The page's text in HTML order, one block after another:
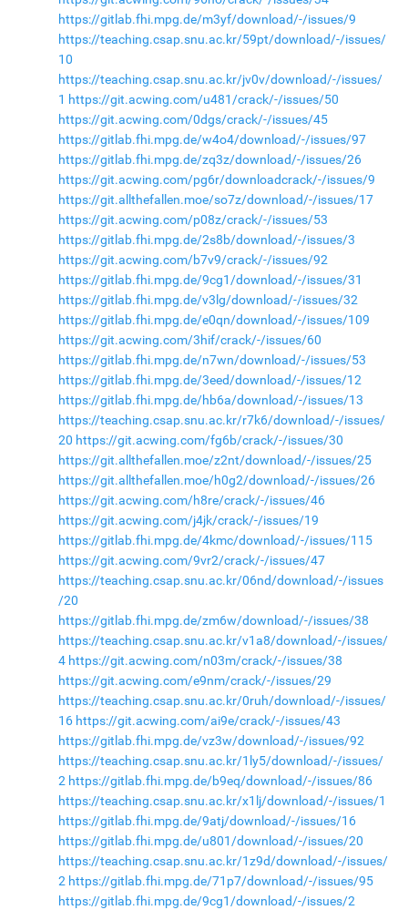
https://gitlab.fhi.mpg.de/m3yf/download/-/issues/9
https://teaching.csap.snu.ac.kr/59pt/download/-/issues/
10
https://teaching.csap.snu.ac.kr/jv0v/download/-/issues/
1 https://git.acwing.com/u481/crack/-/issues/50
https://git.acwing.com/0dgs/crack/-/issues/45
https://gitlab.fhi.mpg.de/w4o4/download/-/issues/97
https://gitlab.fhi.mpg.de/zq3z/download/-/issues/26
https://git.acwing.com/pg6r/downloadcrack/-/issues/9
https://git.allthefallen.moe/so7z/download/-/issues/17
https://git.acwing.com/p08z/crack/-/issues/53
https://gitlab.fhi.mpg.de/2s8b/download/-/issues/3
https://git.acwing.com/b7v9/crack/-/issues/92
https://gitlab.fhi.mpg.de/9cg1/download/-/issues/31
https://gitlab.fhi.mpg.de/v3lg/download/-/issues/32
https://gitlab.fhi.mpg.de/e0qn/download/-/issues/109
https://git.acwing.com/3hif/crack/-/issues/60
https://gitlab.fhi.mpg.de/n7wn/download/-/issues/53
https://gitlab.fhi.mpg.de/3eed/download/-/issues/12
https://gitlab.fhi.mpg.de/hb6a/download/-/issues/13
https://teaching.csap.snu.ac.kr/r7k6/download/-/issues/
20 https://git.acwing.com/fg6b/crack/-/issues/30
https://git.allthefallen.moe/z2nt/download/-/issues/25
https://git.allthefallen.moe/h0g2/download/-/issues/26
https://git.acwing.com/h8re/crack/-/issues/46
https://git.acwing.com/j4jk/crack/-/issues/19
https://gitlab.fhi.mpg.de/4kmc/download/-/issues/115
https://git.acwing.com/9vr2/crack/-/issues/47
https://teaching.csap.snu.ac.kr/06nd/download/-/issues
/20
https://gitlab.fhi.mpg.de/zm6w/download/-/issues/38
https://teaching.csap.snu.ac.kr/v1a8/download/-/issues/
4 https://git.acwing.com/n03m/crack/-/issues/38
https://git.acwing.com/e9nm/crack/-/issues/29
https://teaching.csap.snu.ac.kr/0ruh/download/-/issues/
16 https://git.acwing.com/ai9e/crack/-/issues/43
https://gitlab.fhi.mpg.de/vz3w/download/-/issues/92
https://teaching.csap.snu.ac.kr/1ly5/download/-/issues/
2 https://gitlab.fhi.mpg.de/b9eq/download/-/issues/86
https://teaching.csap.snu.ac.kr/x1lj/download/-/issues/1
https://gitlab.fhi.mpg.de/9atj/download/-/issues/16
https://gitlab.fhi.mpg.de/u801/download/-/issues/20
https://teaching.csap.snu.ac.kr/1z9d/download/-/issues/
2 https://gitlab.fhi.mpg.de/71p7/download/-/issues/95
https://gitlab.fhi.mpg.de/9cg1/download/-/issues/2